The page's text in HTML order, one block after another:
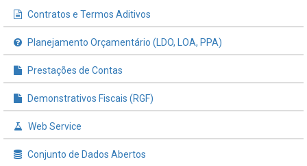
Contratos e Termos Aditivos
Planejamento Orçamentário (LDO, LOA, PPA)
Prestações de Contas
Demonstrativos Fiscais (RGF)
Web Service
Conjunto de Dados Abertos